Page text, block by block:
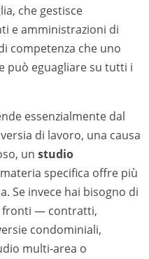
che gestisce
e amministrazioni di
competenza che uno
può eguagliare su tutti i
essenzialmente dal
di lavoro, una causa
un studio
specifica offre più
Se invece hai bisogno di
fronti — contratti,
condominiali,
multi-area o